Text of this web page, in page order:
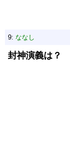
9: ななし
封神演義は？